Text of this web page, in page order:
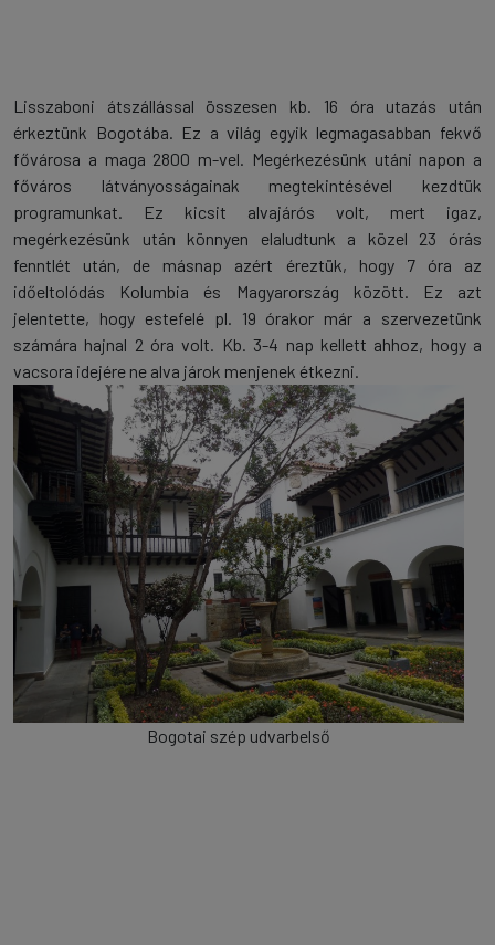
Lisszaboni átszállással összesen kb. 16 óra utazás után
érkeztünk Bogotába. Ez a világ egyik legmagasabban fekvő
fővárosa a maga 2800 m-vel. Megérkezésünk utáni napon a
főváros látványosságainak megtekintésével kezdtük
programunkat. Ez kicsit alvajárós volt, mert igaz,
megérkezésünk után könnyen elaludtunk a közel 23 órás
fenntlét után, de másnap azért éreztük, hogy 7 óra az
időeltolódás Kolumbia és Magyarország között. Ez azt
jelentette, hogy estefelé pl. 19 órakor már a szervezetünk
számára hajnal 2 óra volt. Kb. 3-4 nap kellett ahhoz, hogy a
vacsora idejére ne alva járok menjenek étkezni.
Bogotai szép udvarbelső